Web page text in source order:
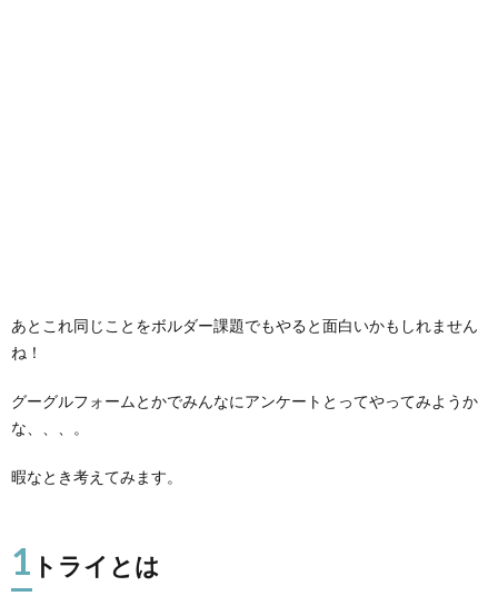
あとこれ同じことをボルダー課題でもやると面白いかもしれません
ね！
グーグルフォームとかでみんなにアンケートとってやってみようか
な、、、。
暇なとき考えてみます。
1 トライとは